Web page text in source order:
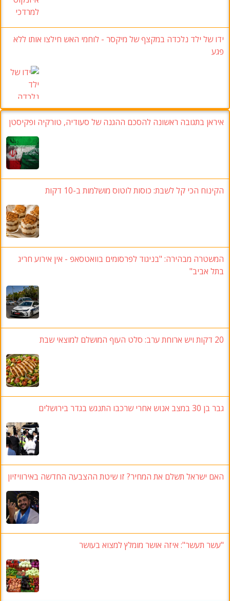
ידו של ילד נלכדה במקצף של מיקסר - לוחמי האש חילצו אותו ללא
פגע
איראן בתגובה ראשונה להסכם ההגנה של סעודיה, טורקיה ופקיסטן
הקינוח הכי קל לשבת: כוסות לוטוס מושלמות ב-10 דקות
המשטרה מבהירה: "בניגוד לפרסומים בוואטסאפ - אין אירוע חריג
בתל אביב"
20 דקות ויש ארוחת ערב: סלט העוף המושלם למוצאי שבת
גבר בן 30 במצב אנוש אחרי שרכבו התנגש בגדר בירושלים
האם ישראל תשלם את המחיר? זו שיטת ההצבעה החדשה באירוויזיון
"עשר תעשר": איזה אושר מומלץ למצוא בעושר